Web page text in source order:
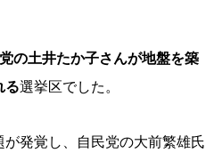
の土井たか子さんが地盤を築
る選挙区でした。
発覚し、自民党の大前繁雄氏